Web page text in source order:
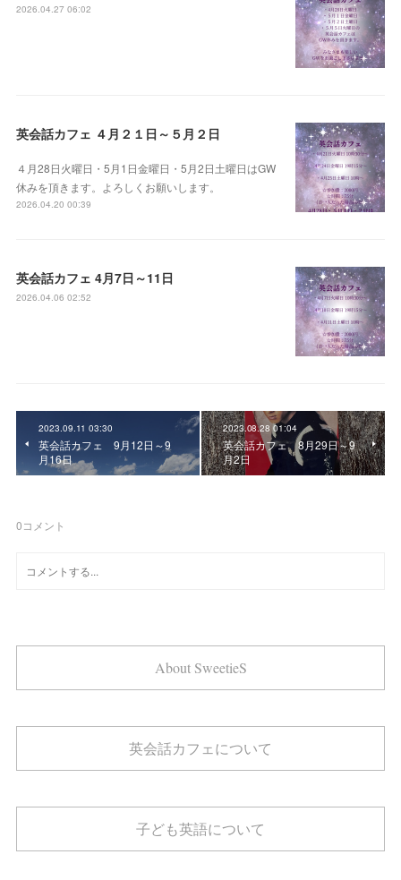
2026.04.27 06:02
英会話カフェ ４月２１日～５月２日
４月28日火曜日・5月1日金曜日・5月2日土曜日はGW
休みを頂きます。よろしくお願いします。
2026.04.20 00:39
英会話カフェ 4月7日～11日
2026.04.06 02:52
2023.09.11 03:30
英会話カフェ 9月12日～9
月16日
2023.08.28 01:04
英会話カフェ 8月29日～9
月2日
0コメント
About SweetieS
英会話カフェについて
子ども英語について